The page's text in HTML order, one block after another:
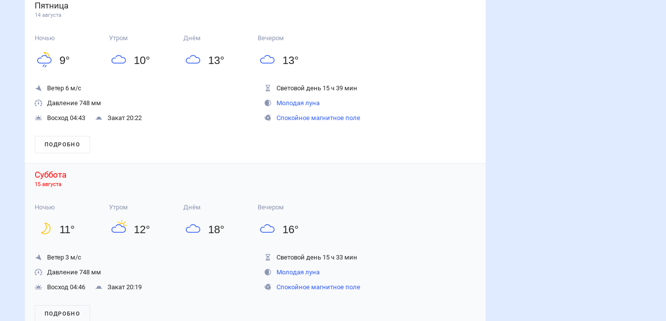
Пятница
14 августа
Ночью
9°
Утром
10°
Днём
13°
Вечером
13°
Ветер 6 м/с
Давление 748 мм
Восход 04:43
Закат 20:22
Световой день 15 ч 39 мин
Молодая луна
Спокойное магнитное поле
ПОДРОБНО
Суббота
15 августа
Ночью
11°
Утром
12°
Днём
18°
Вечером
16°
Ветер 3 м/с
Давление 748 мм
Восход 04:46
Закат 20:19
Световой день 15 ч 33 мин
Молодая луна
Спокойное магнитное поле
ПОДРОБНО